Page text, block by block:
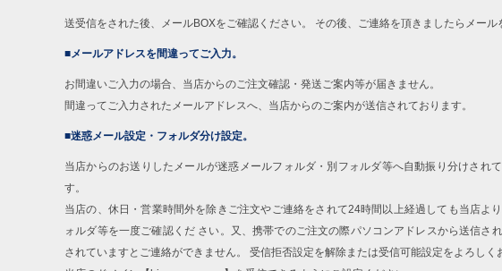
送受信をされた後、メールBOXをご確認ください。 その後、ご連絡を頂きましたらメール
■メールアドレスを間違ってご入力。
お間違いご入力の場合、当店からのご注文確認・発送ご案内等が届きません。
間違ってご入力されたメールアドレスへ、当店からのご案内が送信されております。
■迷惑メール設定・フォルダ分け設定。
当店からのお送りしたメールが迷惑メールフォルダ・別フォルダ等へ自動振り分けされ
す。
当店の、休日・営業時間外を除きご注文やご連絡をされて24時間以上経過しても当店よ
ォルダ等を一度ご確認くだ さい。又、携帯でのご注文の際パソコンアドレスから送信さ
されていますとご連絡ができません。 受信拒否設定を解除または受信可能設定をよろしく